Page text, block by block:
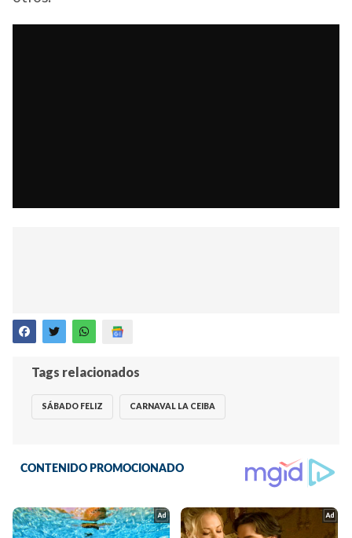
Tags relacionados
SÁBADO FELIZ CARNAVAL LA CEIBA